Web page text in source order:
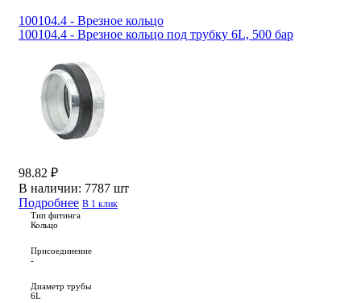
100104.4 - Врезное кольцо
100104.4 - Врезное кольцо под трубку 6L, 500 бар
98.82 ₽
В наличии: 7787 шт
Подробнее В 1 клик
Тип фитинга
Кольцо
Присоединение
-
Диаметр трубы
6L